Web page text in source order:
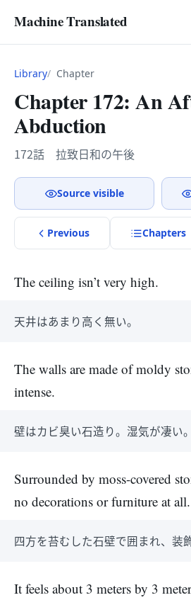
Machine Translated
Library Chapter
Chapter 172: An
Abduction
172話 拉致日和の午後
Source visible
Previous Chapters
The ceiling isn’t very high.
天井はあまり高く無い。
The walls are made of moldy
intense.
壁はカビ臭い石造り。湿気が凄い。
Surrounded by moss-covered
no decorations or furniture at all.
四方を苔むした石壁で囲まれ、装
It feels about 3 meters by 3